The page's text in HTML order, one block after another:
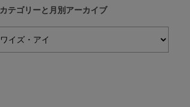
カテゴリーと月別アーカイブ